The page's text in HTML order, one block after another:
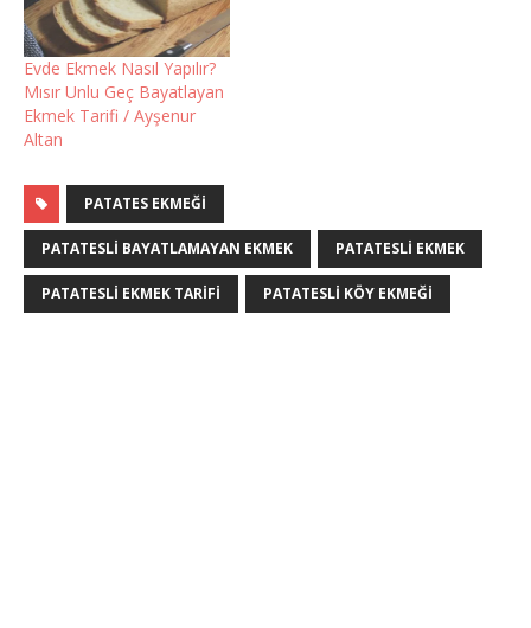
Evde Ekmek Nasıl Yapılır?
Mısır Unlu Geç Bayatlayan
Ekmek Tarifi / Ayşenur
Altan
PATATES EKMEĞI
PATATESLI BAYATLAMAYAN EKMEK PATATESLI EKMEK
PATATESLI EKMEK TARIFI PATATESLI KÖY EKMEĞI